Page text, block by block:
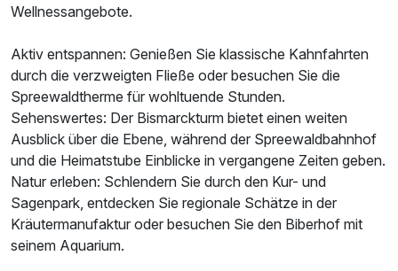
Familienzimmer Premium
2 Erwachsene und 3 Kinder
Wellnessangebote.
Aktiv entspannen: Genießen Sie klassische Kahnfahrten
durch die verzweigten Fließe oder besuchen Sie die
Spreewaldtherme für wohltuende Stunden.
Sehenswertes: Der Bismarckturm bietet einen weiten
Ausblick über die Ebene, während der Spreewaldbahnhof
und die Heimatstube Einblicke in vergangene Zeiten geben.
Natur erleben: Schlendern Sie durch den Kur- und
Sagenpark, entdecken Sie regionale Schätze in der
Kräutermanufaktur oder besuchen Sie den Biberhof mit
seinem Aquarium.